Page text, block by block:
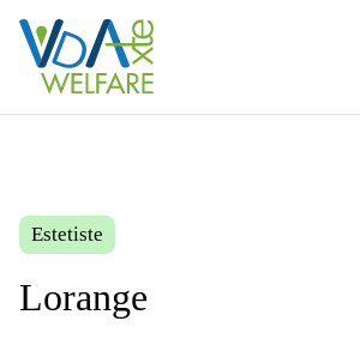
Estetiste
Lorange